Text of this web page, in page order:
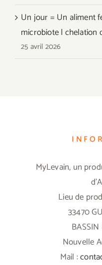
Un jour = Un aliment
microbiote | chelation
25 avril 2026
MyLevain, un
Lieu de
33470
Nouvelle
Mail :